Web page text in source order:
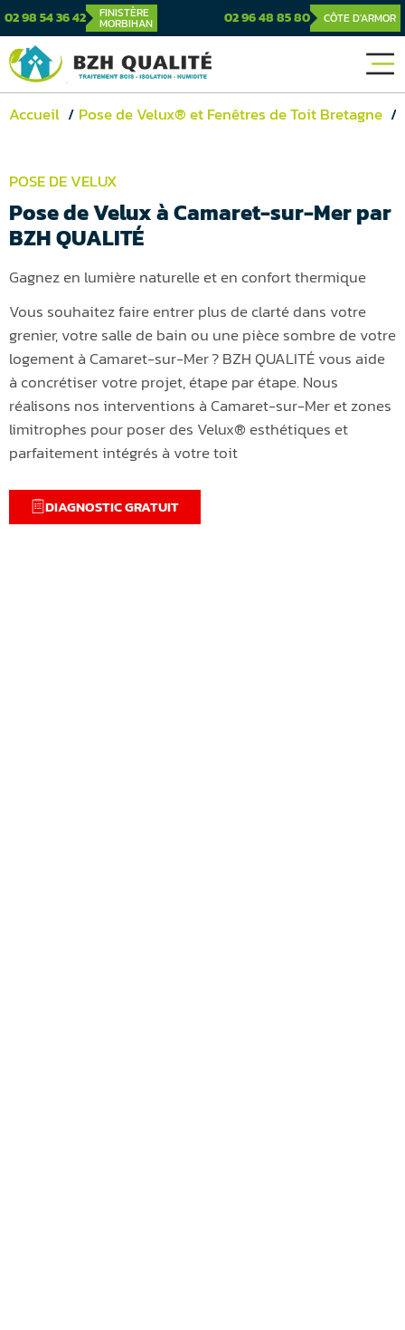
02 98 54 36 42 FINISTÈRE
MORBIHAN 02 96 48 85 80 CÔTE D'ARMOR
Accueil Pose de Velux® et Fenêtres de Toit Bretagne
POSE DE VELUX
Pose de Velux à Camaret-sur-Mer par
BZH QUALITÉ
Gagnez en lumière naturelle et en confort thermique
Vous souhaitez faire entrer plus de clarté dans votre
grenier, votre salle de bain ou une pièce sombre de votre
logement à Camaret-sur-Mer ? BZH QUALITÉ vous aide
à concrétiser votre projet, étape par étape. Nous
réalisons nos interventions à Camaret-sur-Mer et zones
limitrophes pour poser des Velux® esthétiques et
parfaitement intégrés à votre toit
DIAGNOSTIC GRATUIT